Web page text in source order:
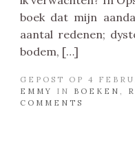
boek dat mijn
aantal redenen;
bodem, […]
GEPOST OP 4
EMMY
IN BOEKEN ,
COMMENTS